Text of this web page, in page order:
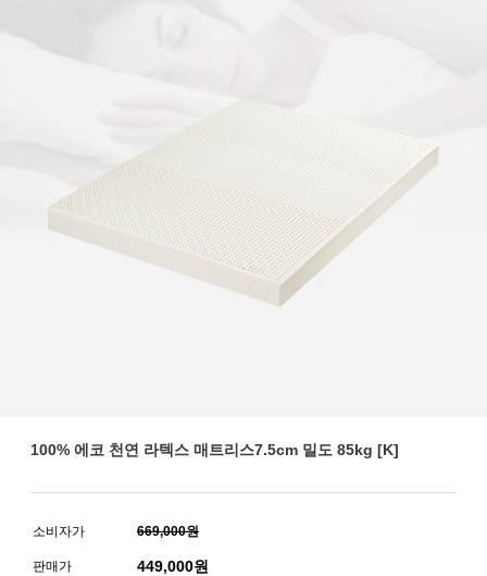
100% 에코 천연 라텍스 매트리스7.5cm 밀도 85kg [K]
소비자가 669,000원
판매가 449,000원